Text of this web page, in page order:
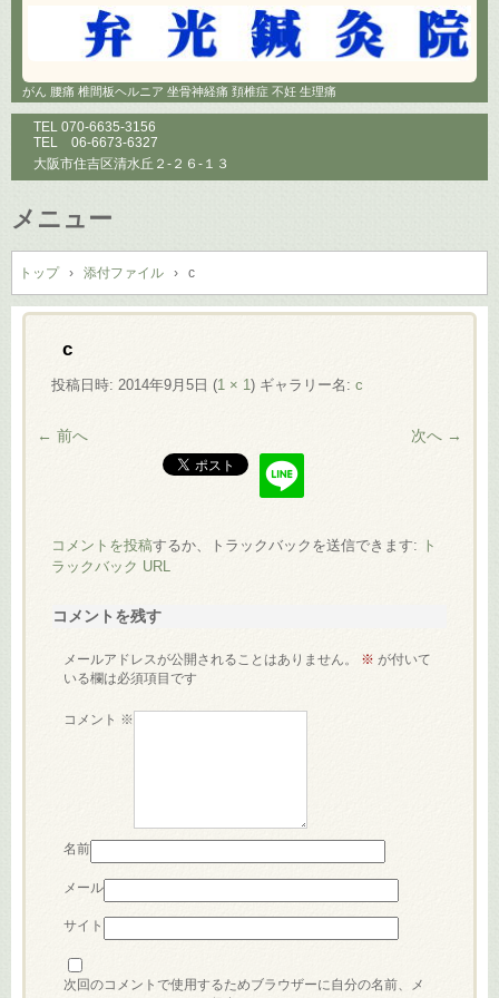
がん 腰痛 椎間板ヘルニア 坐骨神経痛 頚椎症 不妊 生理痛
TEL 070-6635-3156
TEL 06-6673-6327
大阪市住吉区清水丘２-２６-１３
メニュー
コ
ン
テ
ン
トップ › 添付ファイル › c
c
投稿日時: 2014年9月5日 (1 × 1) ギャラリー名: c
← 前へ 次へ →
コメントを投稿するか、トラックバックを送信できます: ト
ラックバック URL
コメントを残す
メールアドレスが公開されることはありません。 ※ が付いて
いる欄は必須項目です
コメント ※
名前
メール
サイト
次回のコメントで使用するためブラウザーに自分の名前、メ